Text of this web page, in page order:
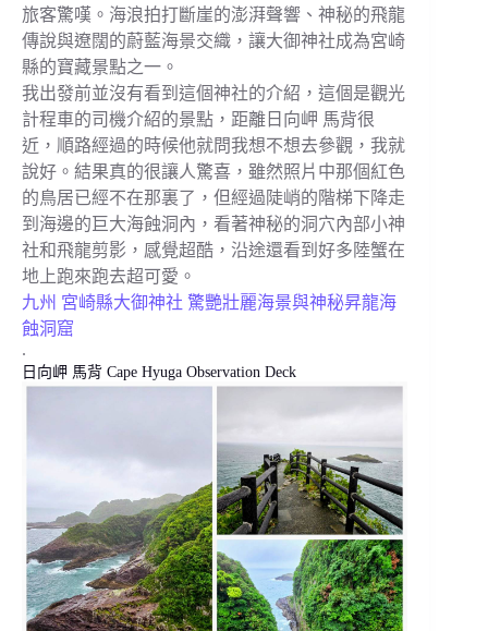
旅客驚嘆。海浪拍打斷崖的澎湃聲響、神秘的飛龍
傳說與遼闊的蔚藍海景交織，讓大御神社成為宮崎
縣的寶藏景點之一。
我出發前並沒有看到這個神社的介紹，這個是觀光
計程車的司機介紹的景點，距離日向岬 馬背很
近，順路經過的時候他就問我想不想去參觀，我就
說好。結果真的很讓人驚喜，雖然照片中那個紅色
的鳥居已經不在那裏了，但經過陡峭的階梯下降走
到海邊的巨大海蝕洞內，看著神秘的洞穴內部小神
社和飛龍剪影，感覺超酷，沿途還看到好多陸蟹在
地上跑來跑去超可愛。
九州 宮崎縣大御神社 驚艷壯麗海景與神秘昇龍海
蝕洞窟
.
日向岬 馬背 Cape Hyuga Observation Deck